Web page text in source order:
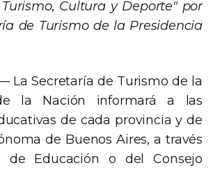
Cultura y Deporte" por
de Turismo de la Presidencia
— La Secretaría de Turismo de la
la Nación informará a las
de cada provincia y de
de Buenos Aires, a través
de Educación o del Consejo